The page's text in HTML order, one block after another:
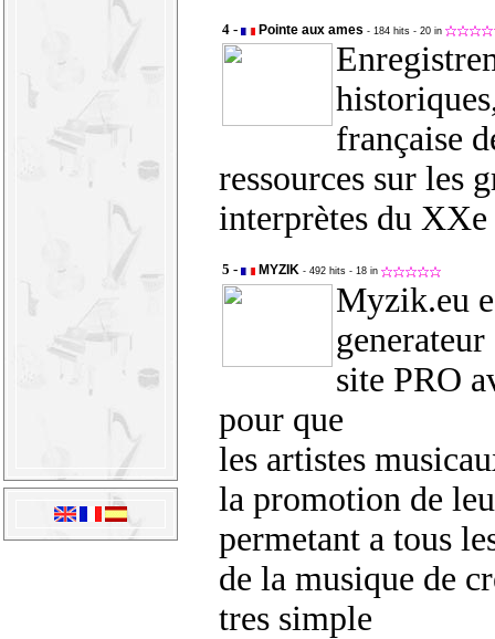
4 - Pointe aux ames - 184 hits - 20 in
française
ressources sur les
interprètes du XXe
5 - MYZIK - 492 hits - 18 in
Myzik.eu
site PRO
pour que
les artistes
la promotion de
permetant a tous
de la musique de
tres simple